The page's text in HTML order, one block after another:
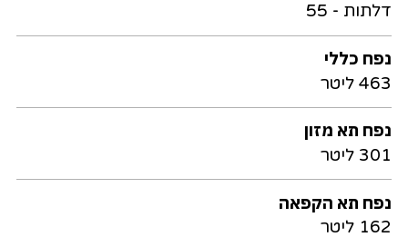
דלתות - 55
נפח כללי
463 ליטר
נפח תא מזון
301 ליטר
נפח תא הקפאה
162 ליטר